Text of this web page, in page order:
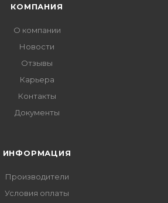
КОМПАНИЯ
О компании
Новости
Отзывы
Карьера
Контакты
Документы
ИНФОРМАЦИЯ
Производители
Условия оплаты